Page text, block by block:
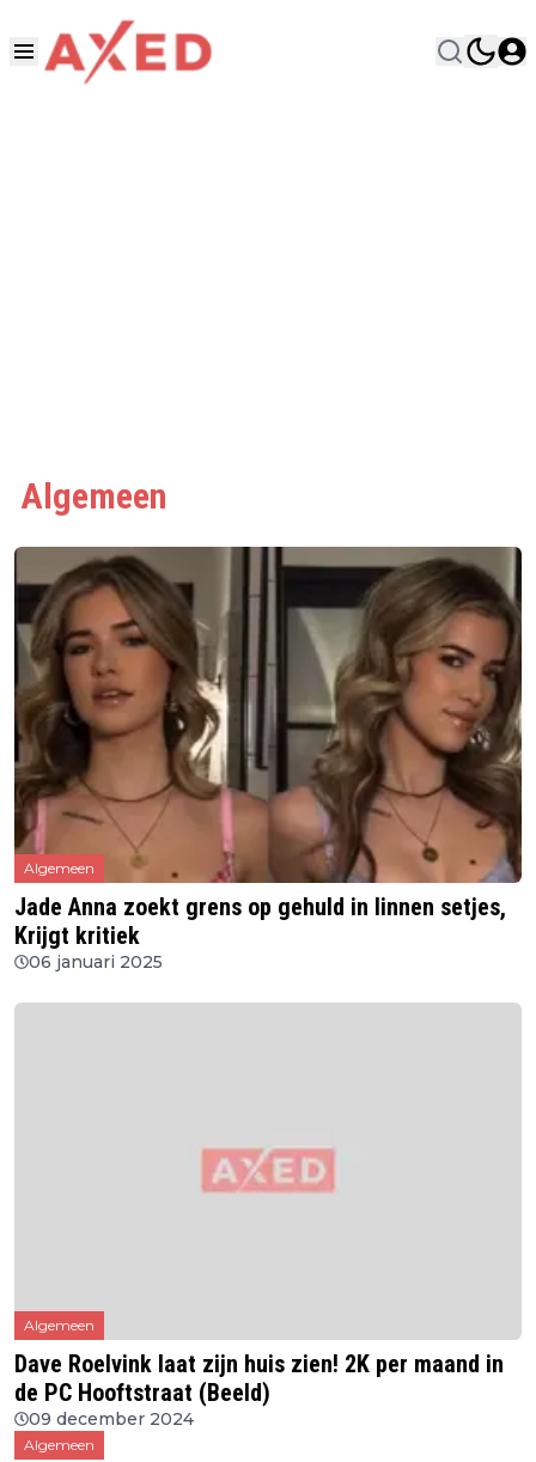
Algemeen
Algemeen
Jade Anna zoekt grens op gehuld in linnen setjes,
Krijgt kritiek
06 januari 2025
Algemeen
Dave Roelvink laat zijn huis zien! 2K per maand in
de PC Hooftstraat (Beeld)
09 december 2024
Algemeen